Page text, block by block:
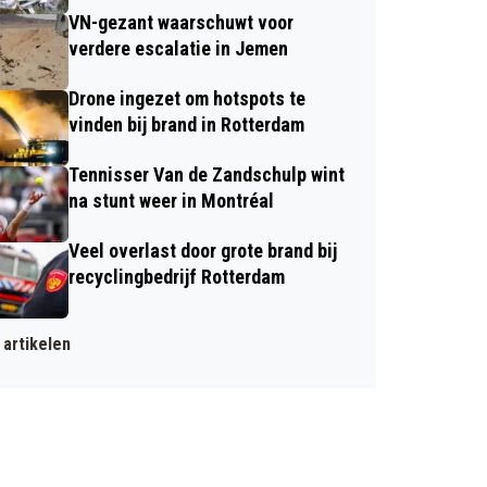
VN-gezant waarschuwt voor
verdere escalatie in Jemen
Drone ingezet om hotspots te
vinden bij brand in Rotterdam
Tennisser Van de Zandschulp wint
na stunt weer in Montréal
Veel overlast door grote brand bij
recyclingbedrijf Rotterdam
artikelen